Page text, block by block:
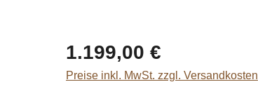
Regulärer Preis:
1.199,00 €
Preise inkl. MwSt. zzgl. Versandkosten